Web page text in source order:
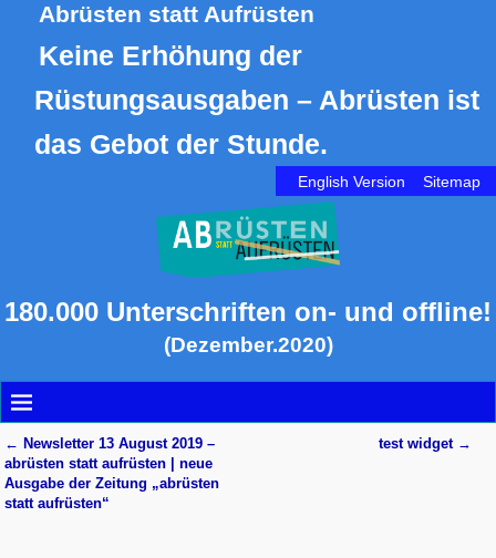
Abrüsten statt Aufrüsten
Keine Erhöhung der
Rüstungsausgaben – Abrüsten ist
das Gebot der Stunde.
English Version Sitemap
180.000 Unterschriften on- und offline!
(Dezember.2020)
Artikelnavigation
← Newsletter 13 August 2019 –
abrüsten statt aufrüsten | neue
Ausgabe der Zeitung „abrüsten
statt aufrüsten“
test widget →